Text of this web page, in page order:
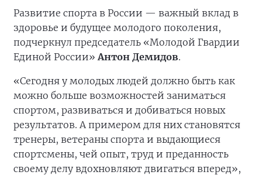
Развитие спорта в России — важный вклад в
здоровье и будущее молодого поколения,
подчеркнул председатель «Молодой Гвардии
Единой России»Антон Демидов.
«Сегодня у молодых людей должно быть как
можно больше возможностей заниматься
спортом, развиваться и добиваться новых
результатов. А примером для них становятся
тренеры, ветераны спорта и выдающиеся
спортсмены, чей опыт, труд и преданность
своему делу вдохновляют двигаться вперед»,